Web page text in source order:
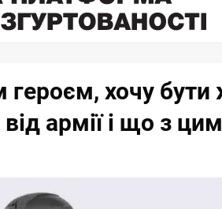
героєм, хочу
армії і що з